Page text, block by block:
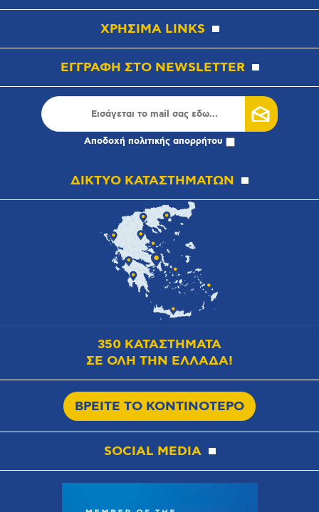
ΧΡΗΣΙΜΑ LINKS
ΕΓΓΡΑΦΗ ΣΤΟ NEWSLETTER
Αποδοχή πολιτικής απορρήτου
ΔΙΚΤΥΟ ΚΑΤΑΣΤΗΜΑΤΩΝ
350 ΚΑΤΑΣΤΗΜΑΤΑ
ΣΕ ΟΛΗ ΤΗΝ ΕΛΛΑΔΑ!
ΒΡΕΙΤΕ ΤΟ ΚΟΝΤΙΝΟΤΕΡΟ
SOCIAL MEDIA